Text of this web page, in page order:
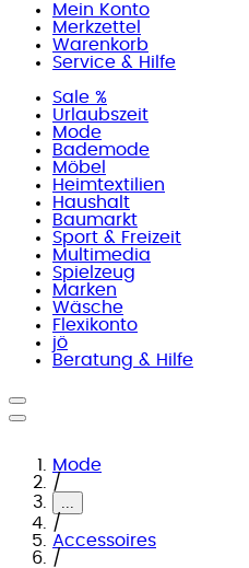
Mein Konto
Merkzettel
Warenkorb
Service & Hilfe
Sale %
Urlaubszeit
Mode
Bademode
Möbel
Heimtextilien
Haushalt
Baumarkt
Sport & Freizeit
Multimedia
Spielzeug
Marken
Wäsche
Flexikonto
jö
Beratung & Hilfe
Mode
/
...
/
Accessoires
/